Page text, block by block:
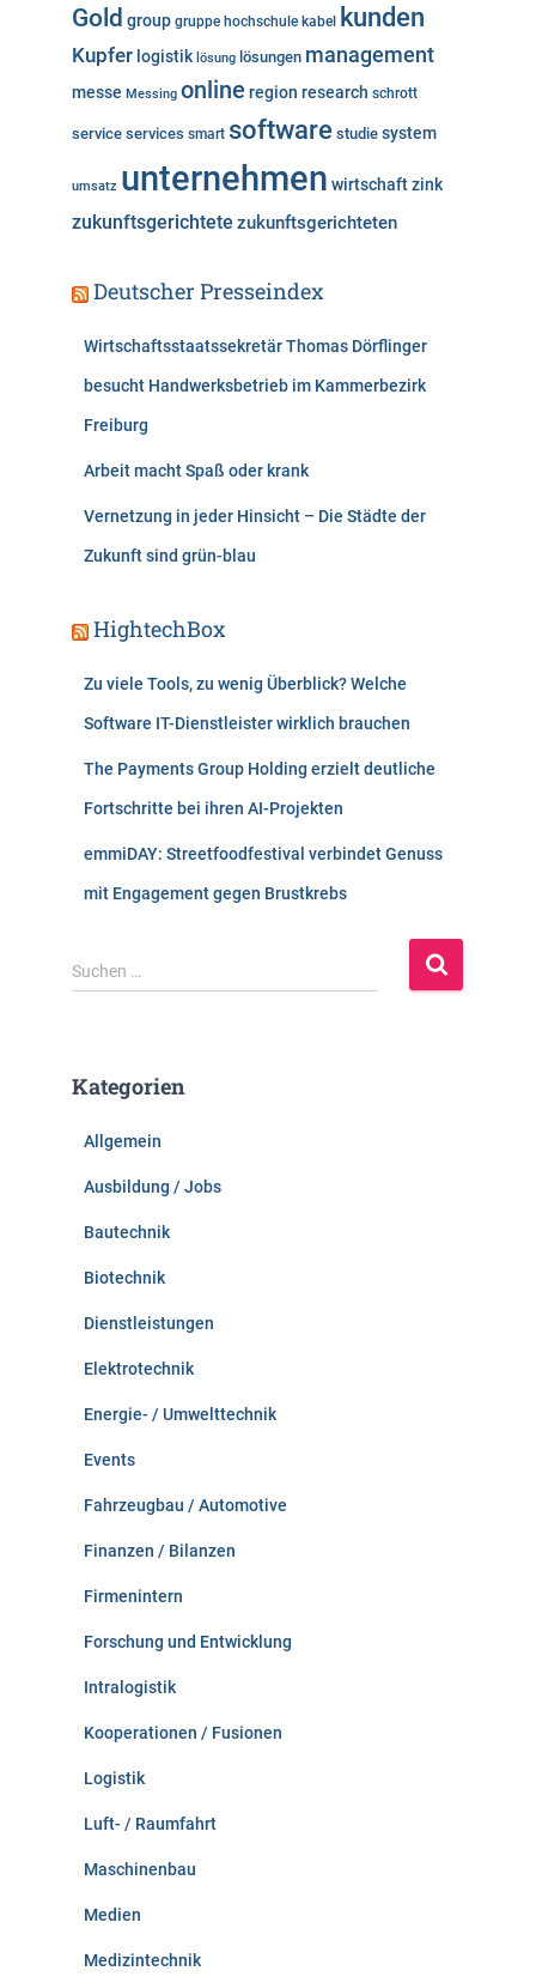
Gold group gruppe hochschule kabel kunden
Kupfer logistik lösung lösungen management
messe Messing online region research schrott
service services smart software studie system
umsatz unternehmen wirtschaftzink
zukunftsgerichtete zukunftsgerichteten
Deutscher Presseindex
Wirtschaftsstaatssekretär Thomas Dörflinger
besucht Handwerksbetrieb im Kammerbezirk
Freiburg
Arbeit macht Spaß oder krank
Vernetzung in jeder Hinsicht – Die Städte der
Zukunft sind grün-blau
HightechBox
Zu viele Tools, zu wenig Überblick? Welche
Software IT-Dienstleister wirklich brauchen
The Payments Group Holding erzielt deutliche
Fortschritte bei ihren AI-Projekten
emmiDAY: Streetfoodfestival verbindet Genuss
mit Engagement gegen Brustkrebs
S
u
n
Suchen …
Kategorien
Allgemein
Ausbildung / Jobs
Bautechnik
Biotechnik
Dienstleistungen
Elektrotechnik
Energie- / Umwelttechnik
Events
Fahrzeugbau / Automotive
Finanzen / Bilanzen
Firmenintern
Forschung und Entwicklung
Intralogistik
Kooperationen / Fusionen
Logistik
Luft- / Raumfahrt
Maschinenbau
Medien
Medizintechnik